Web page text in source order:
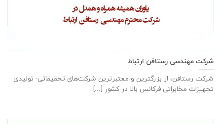
شرکت مهندسی رستافن ارتباط
شرکت رستافن، از بزرگترين و معتبرترين شركت‌های تحقیقاتی- توليدی
تجهيزات مخابراتی فركانس بالا در كشور [...]